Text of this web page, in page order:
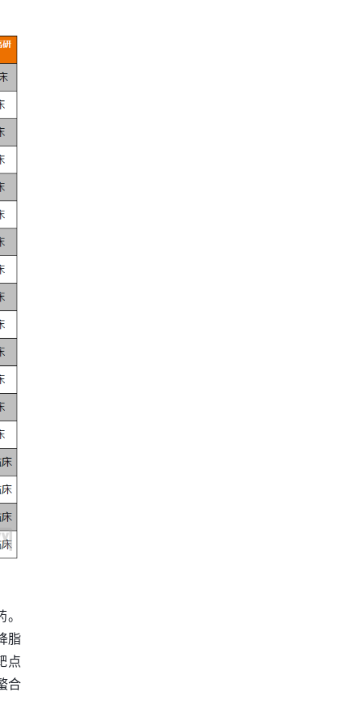
脂
点
合